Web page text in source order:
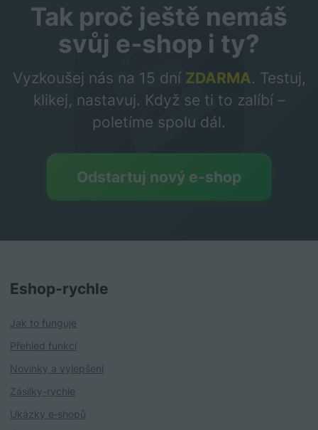
Tak proč ještě nemáš
svůj e‑shop i ty?
Vyzkoušej nás na 15 dní ZDARMA. Testuj,
klikej, nastavuj. Když se ti to zalíbí –
poletíme spolu dál.
Odstartuj nový e‑shop
Eshop‑rychle
Jak to funguje
Přehled funkcí
Novinky a vylepšení
Zásilky-rychle
Ukázky e‑shopů